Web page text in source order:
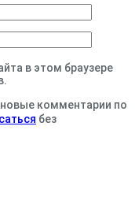
в этом браузере
комментарии по
без